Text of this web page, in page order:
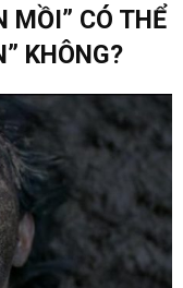
MỒI” CÓ THỂ
KHÔNG?